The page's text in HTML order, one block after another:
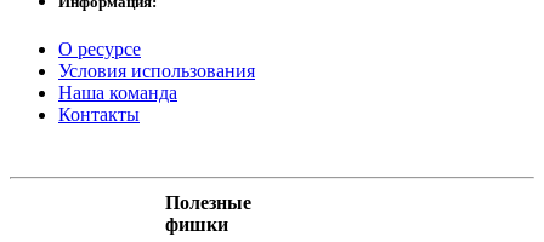
О ресурсе
Условия использования
Наша команда
Контакты
Полезные
фишки